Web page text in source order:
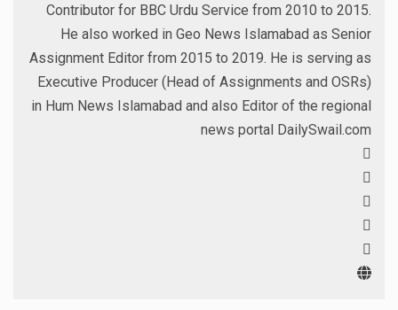
Contributor for BBC Urdu Service from 2010 to 2015.
He also worked in Geo News Islamabad as Senior
Assignment Editor from 2015 to 2019. He is serving as
Executive Producer (Head of Assignments and OSRs)
in Hum News Islamabad and also Editor of the regional
news portal DailySwail.com